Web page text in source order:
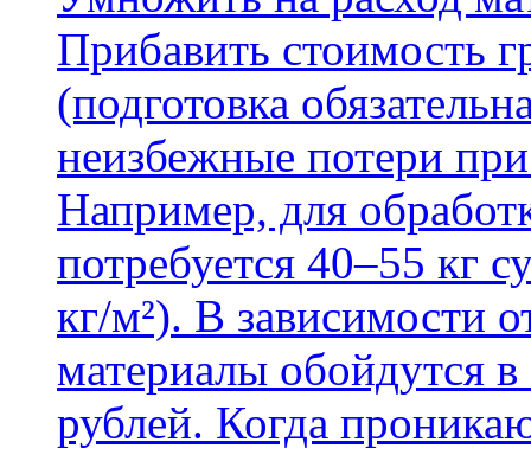
Прибавить стоимость
(подготовка
неизбежные потери
Например, для
потребуется 40–55 кг
кг/м²). В зависимости
материалы обойдутся
рублей. Когда